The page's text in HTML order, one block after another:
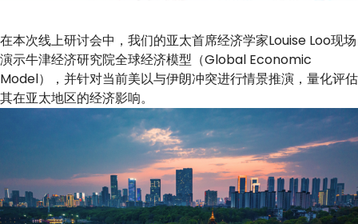
在本次线上研讨会中，我们的亚太首席经济学家Louise Loo现场
演示牛津经济研究院全球经济模型（Global Economic
Model），并针对当前美以与伊朗冲突进行情景推演，量化评估
其在亚太地区的经济影响。